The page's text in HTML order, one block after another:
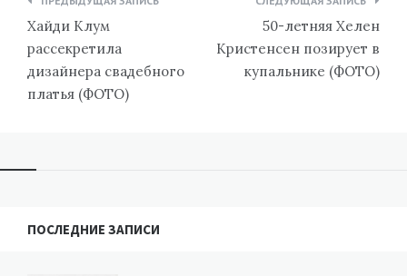
по
записям
Хайди Клум
рассекретила
дизайнера свадебного
платья (ФОТО)
50-летняя Хелен
Кристенсен позирует в
купальнике (ФОТО)
ПОСЛЕДНИЕ ЗАПИСИ